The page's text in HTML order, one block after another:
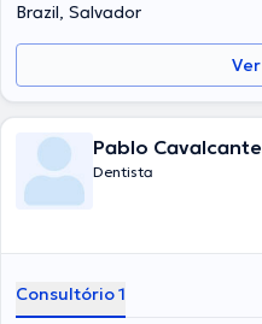
Brazil, Salvador
Pablo
Dentista
Consultório 1